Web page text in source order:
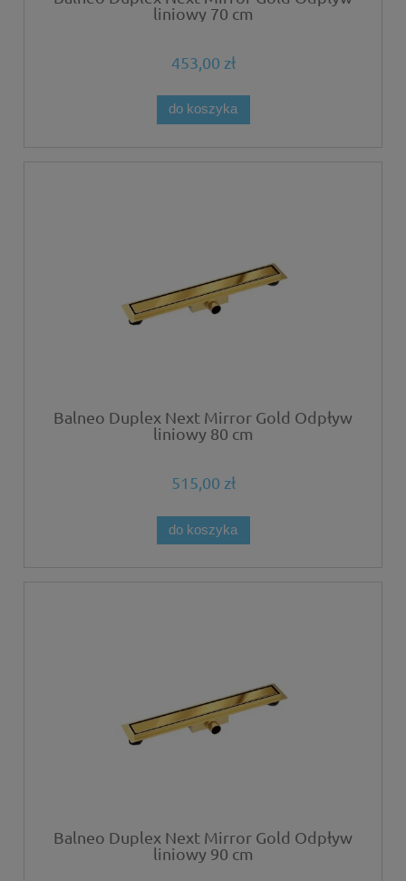
liniowy 70 cm
453,00 zł
do koszyka
Balneo Duplex Next Mirror Gold Odpływ
liniowy 80 cm
515,00 zł
do koszyka
Balneo Duplex Next Mirror Gold Odpływ
liniowy 90 cm